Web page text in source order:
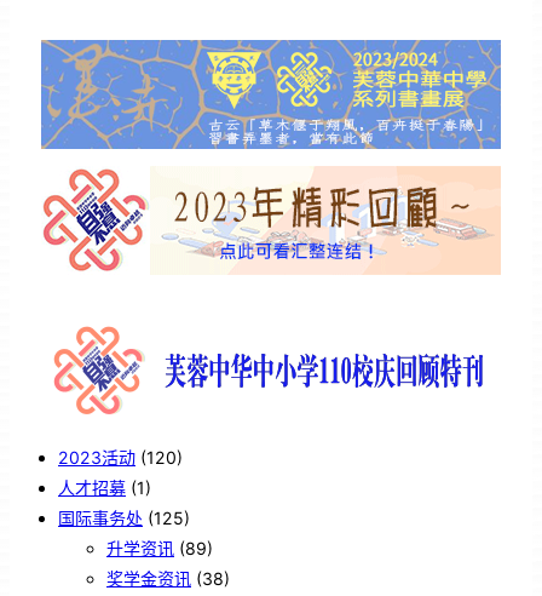
2023活动 (120)
人才招募 (1)
国际事务处 (125)
升学资讯 (89)
奖学金资讯 (38)